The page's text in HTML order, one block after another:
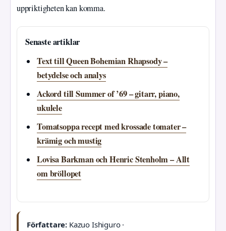
uppriktigheten kan komma.
Senaste artiklar
Text till Queen Bohemian Rhapsody –
betydelse och analys
Ackord till Summer of ’69 – gitarr, piano,
ukulele
Tomatsoppa recept med krossade tomater –
krämig och mustig
Lovisa Barkman och Henric Stenholm – Allt
om bröllopet
Författare: Kazuo Ishiguro ·